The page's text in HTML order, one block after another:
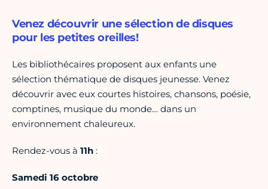
Venez découvrir une sélection de disques
pour les petites oreilles!
Les bibliothécaires proposent aux enfants une
sélection thématique de disques jeunesse. Venez
découvrir avec eux courtes histoires, chansons, poésie,
comptines, musique du monde… dans un
environnement chaleureux.
Rendez-vous à 11h :
Samedi 16 octobre